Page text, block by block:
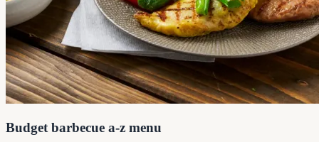
Budget barbecue a-z menu